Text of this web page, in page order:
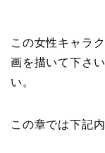
この女性キャラ
画を描いて下さ
い。
この章では下記